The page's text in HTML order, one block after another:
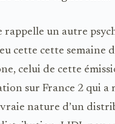
rappelle un autre
cette cette semaine
celui de cette
sur France 2 qui a
nature d’un